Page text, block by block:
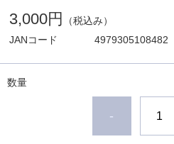
3,000円
（税込み）
JANコード
4979305108482
数量
-